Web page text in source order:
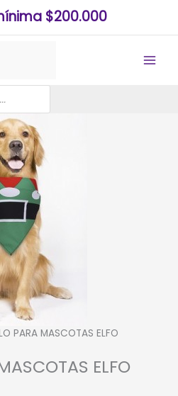
$200.000
PARA MASCOTAS ELFO
ELFO